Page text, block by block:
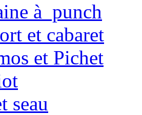
à punch
et cabaret
et Pichet
seau